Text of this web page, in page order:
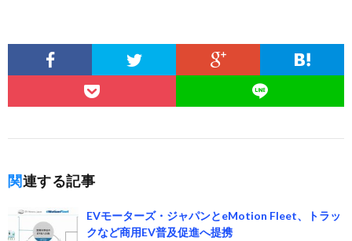
関連する記事
EVモーターズ・ジャパンとeMotion Fleet、トラッ
クなど商用EV普及促進へ提携